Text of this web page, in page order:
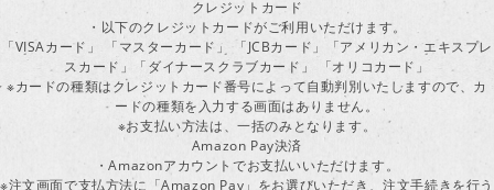
クレジットカード
・以下のクレジットカードがご利用いただけます。
「VISAカード」 「マスターカード」 「JCBカード」「アメリカン・エキスプレ
スカード」「ダイナースクラブカード」 「オリコカード」
※カードの種類はクレジットカード番号によって自動判別いたしますので、カ
ードの種類を入力する画面はありません。
※お支払い方法は、一括のみとなります。
Amazon Pay決済
・Amazonアカウントでお支払いいただけます。
※注文画面で支払方法に「Amazon Pay」をお選びいただき、注文手続きを行う